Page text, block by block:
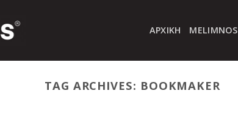
ΑΡΧΙΚΉ MELIMNOS
TAG ARCHIVES: BOOKMAKER